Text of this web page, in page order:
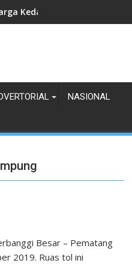
Kedamaian Klaim Diteror
NASIONAL
Besar – Pematang
2019. Ruas tol ini